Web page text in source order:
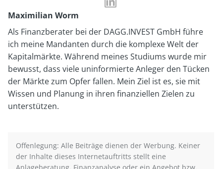
Maximilian
Worm
Maximilian Worm
Als Finanzberater bei der DAGG.INVEST GmbH führe
ich meine Mandanten durch die komplexe Welt der
Kapitalmärkte. Während meines Studiums wurde mir
bewusst, dass viele uninformierte Anleger den Tücken
der Märkte zum Opfer fallen. Mein Ziel ist es, sie mit
Wissen und Planung in ihren finanziellen Zielen zu
unterstützen.
Offenlegung: Alle Beiträge dienen der Werbung. Keiner
der Inhalte dieses Internetauftritts stellt eine